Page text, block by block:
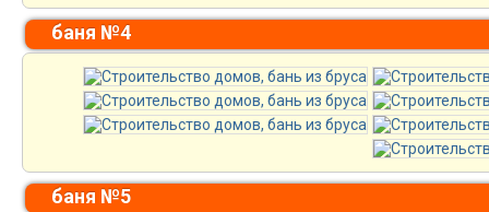
баня №4
баня №5